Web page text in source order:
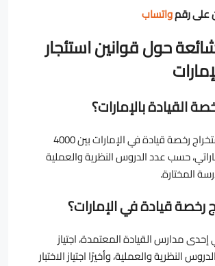
على رقمواتساب
حول قوانين استئجار
القيادة بالإمارات؟
تتراوح تكلفة استخراج رخصة قيادة في الإمارات بين 4000
إماراتي، حسب عدد الدروس النظرية والعملية
المختارة.
قيادة في الإمارات؟
مدارس القيادة المعتمدة، اجتياز
النظرية والعملية، وأخيرًا اجتياز الاختبار